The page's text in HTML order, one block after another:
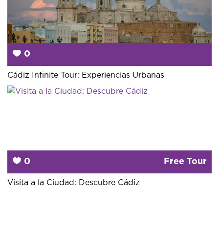
0
Cádiz Infinite Tour: Experiencias Urbanas
0 Free Tour
Visita a la Ciudad: Descubre Cádiz